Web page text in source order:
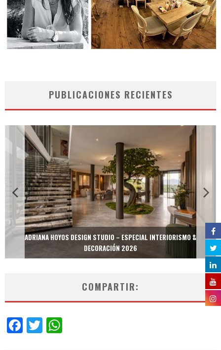
PUBLICACIONES RECIENTES
ADRIANA HOYOS DESIGN STUDIO – ESPECIAL INTERIORISMO &
DECORACIÓN 2026
COMPARTIR:
Facebook
Twitter